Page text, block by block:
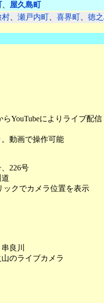
、 屋久島町
村、 瀬戸内町、 喜界町、 徳
YouTubeによりライブ配信
動画で操作可能
226号
道
ックでカメラ位置を表示
良川
山のライブカメラ